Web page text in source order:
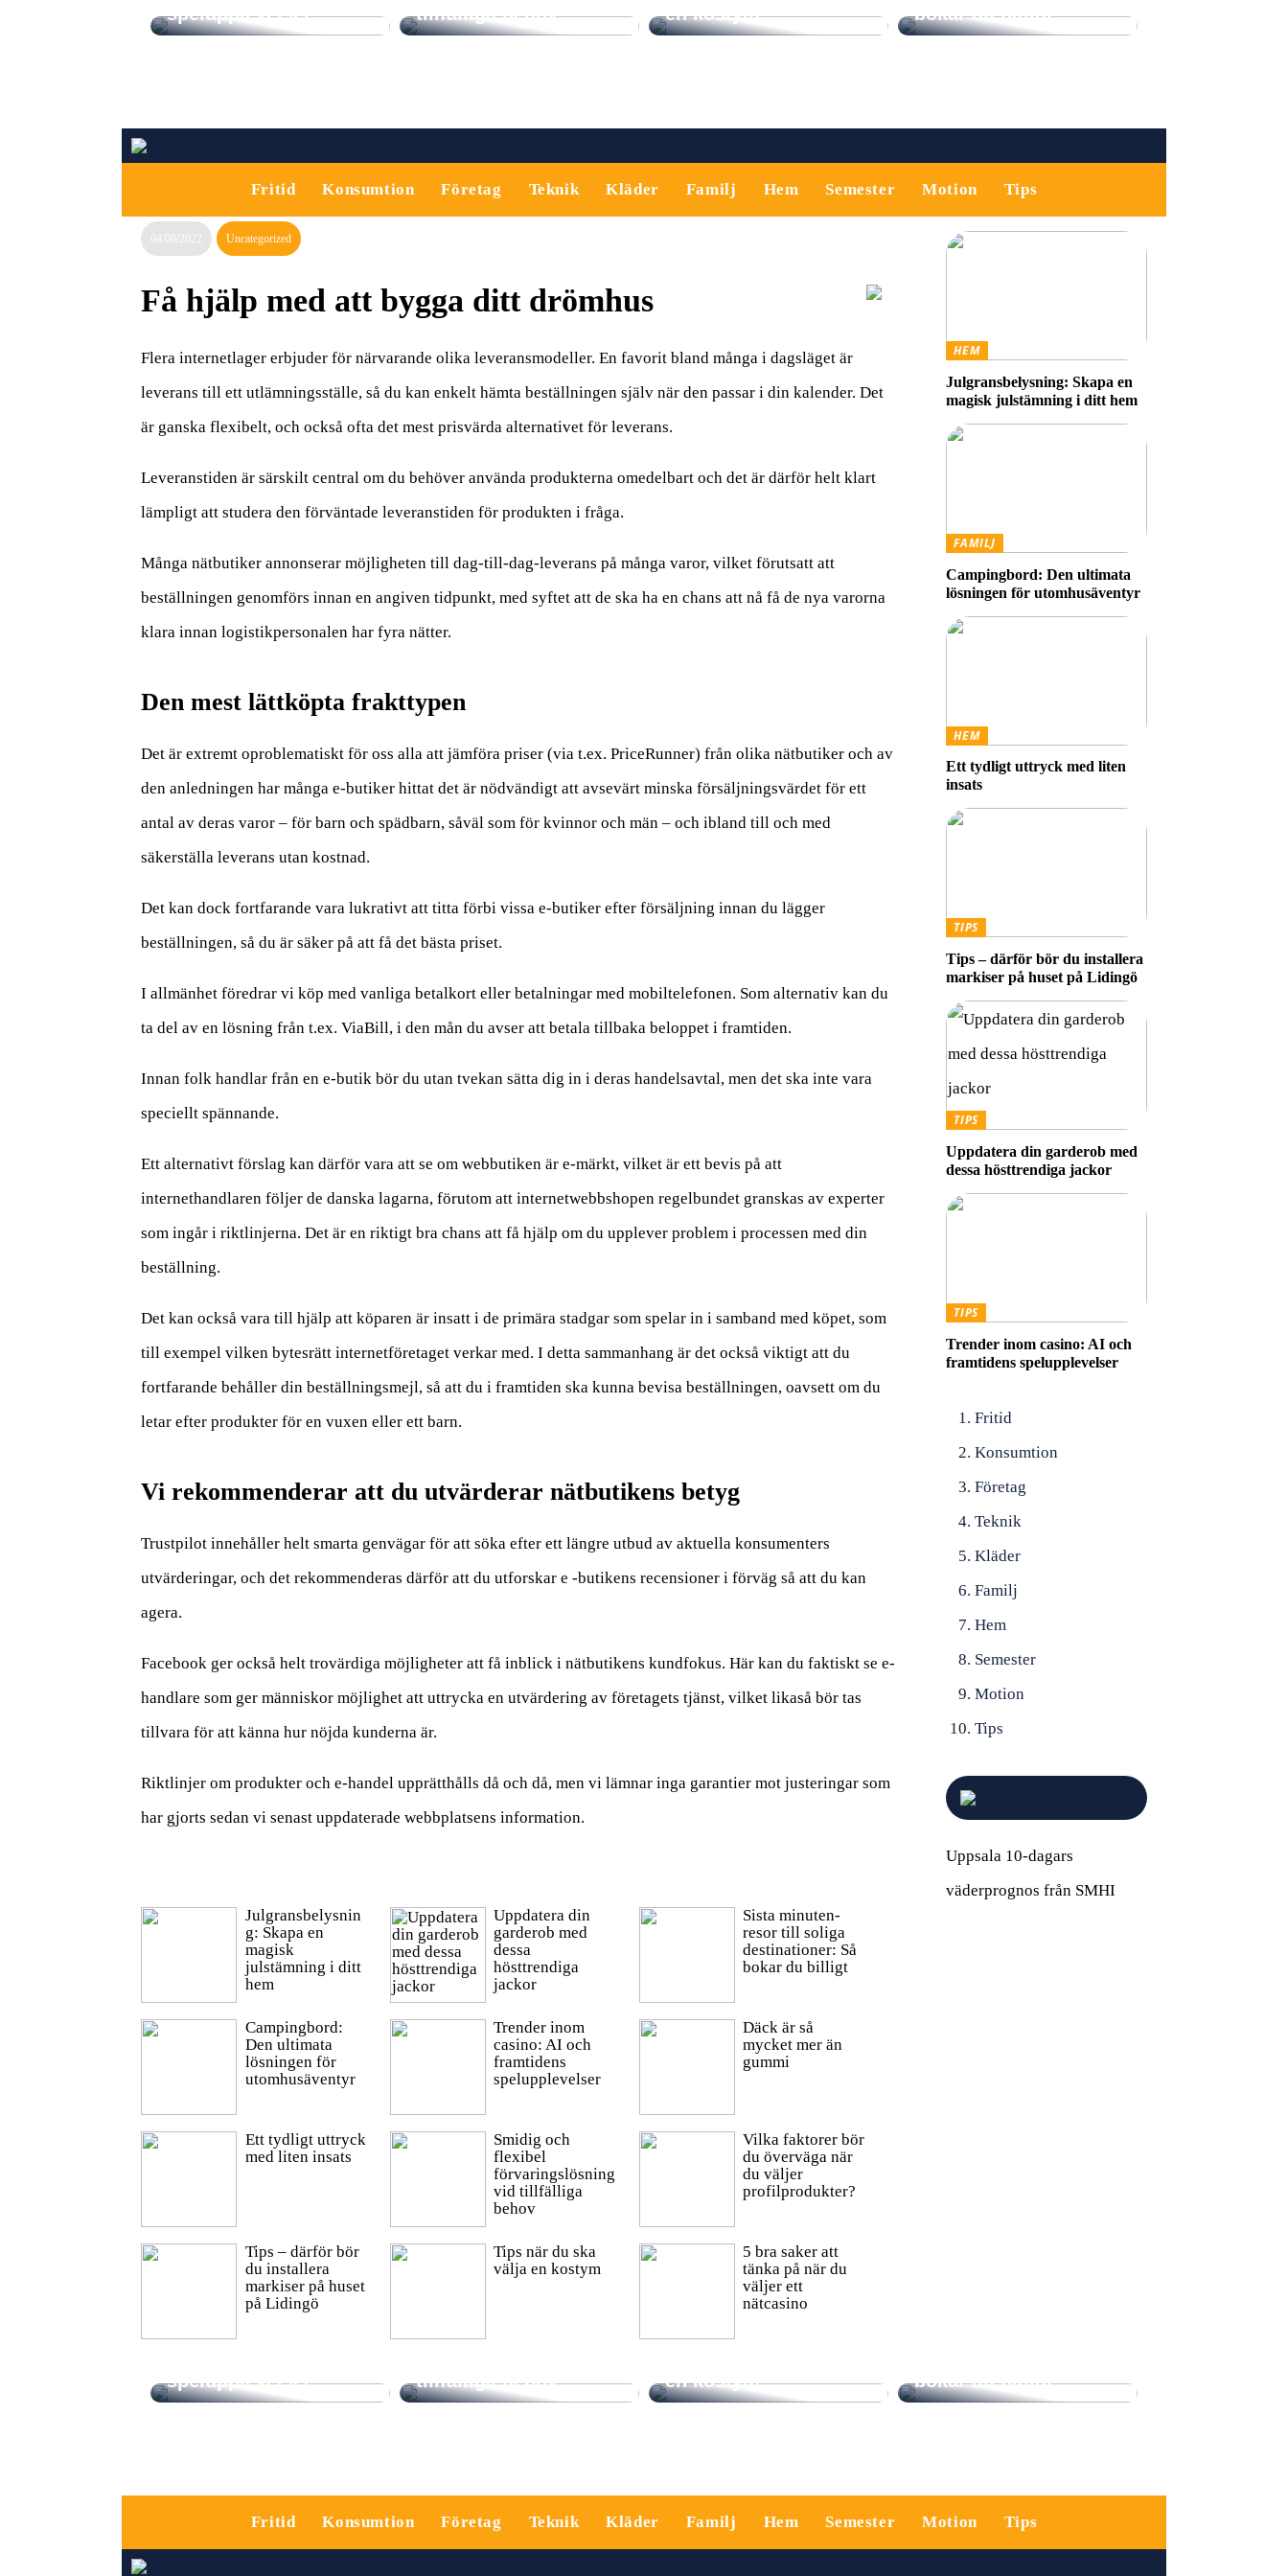
spelupplevelser
tillfälliga behov
en kostym
bokar du billigt
Fritid Konsumtion Företag Teknik Kläder Familj Hem Semester Motion Tips
04/09/2022 Uncategorized
Få hjälp med att bygga ditt drömhus
Flera internetlager erbjuder för närvarande olika leveransmodeller. En favorit bland många i dagsläget är
leverans till ett utlämningsställe, så du kan enkelt hämta beställningen själv när den passar i din kalender. Det
är ganska flexibelt, och också ofta det mest prisvärda alternativet för leverans.
Leveranstiden är särskilt central om du behöver använda produkterna omedelbart och det är därför helt klart
lämpligt att studera den förväntade leveranstiden för produkten i fråga.
Många nätbutiker annonserar möjligheten till dag-till-dag-leverans på många varor, vilket förutsatt att
beställningen genomförs innan en angiven tidpunkt, med syftet att de ska ha en chans att nå få de nya varorna
klara innan logistikpersonalen har fyra nätter.
Den mest lättköpta frakttypen
Det är extremt oproblematiskt för oss alla att jämföra priser (via t.ex. PriceRunner) från olika nätbutiker och av
den anledningen har många e-butiker hittat det är nödvändigt att avsevärt minska försäljningsvärdet för ett
antal av deras varor – för barn och spädbarn, såväl som för kvinnor och män – och ibland till och med
säkerställa leverans utan kostnad.
Det kan dock fortfarande vara lukrativt att titta förbi vissa e-butiker efter försäljning innan du lägger
beställningen, så du är säker på att få det bästa priset.
I allmänhet föredrar vi köp med vanliga betalkort eller betalningar med mobiltelefonen. Som alternativ kan du
ta del av en lösning från t.ex. ViaBill, i den mån du avser att betala tillbaka beloppet i framtiden.
Innan folk handlar från en e-butik bör du utan tvekan sätta dig in i deras handelsavtal, men det ska inte vara
speciellt spännande.
Ett alternativt förslag kan därför vara att se om webbutiken är e-märkt, vilket är ett bevis på att
internethandlaren följer de danska lagarna, förutom att internetwebbshopen regelbundet granskas av experter
som ingår i riktlinjerna. Det är en riktigt bra chans att få hjälp om du upplever problem i processen med din
beställning.
Det kan också vara till hjälp att köparen är insatt i de primära stadgar som spelar in i samband med köpet, som
till exempel vilken bytesrätt internetföretaget verkar med. I detta sammanhang är det också viktigt att du
fortfarande behåller din beställningsmejl, så att du i framtiden ska kunna bevisa beställningen, oavsett om du
letar efter produkter för en vuxen eller ett barn.
Vi rekommenderar att du utvärderar nätbutikens betyg
Trustpilot innehåller helt smarta genvägar för att söka efter ett längre utbud av aktuella konsumenters
utvärderingar, och det rekommenderas därför att du utforskar e -butikens recensioner i förväg så att du kan
agera.
Facebook ger också helt trovärdiga möjligheter att få inblick i nätbutikens kundfokus. Här kan du faktiskt se e-
handlare som ger människor möjlighet att uttrycka en utvärdering av företagets tjänst, vilket likaså bör tas
tillvara för att känna hur nöjda kunderna är.
Riktlinjer om produkter och e-handel upprätthålls då och då, men vi lämnar inga garantier mot justeringar som
har gjorts sedan vi senast uppdaterade webbplatsens information.
Julgransbelysnin
g: Skapa en
magisk
julstämning i ditt
hem
Campingbord:
Den ultimata
lösningen för
utomhusäventyr
Ett tydligt uttryck
med liten insats
Tips – därför bör
du installera
markiser på huset
på Lidingö
Uppdatera din
garderob med
dessa
hösttrendiga
jackor
Trender inom
casino: AI och
framtidens
spelupplevelser
Smidig och
flexibel
förvaringslösning
vid tillfälliga
behov
Tips när du ska
välja en kostym
Sista minuten-
resor till soliga
destinationer: Så
bokar du billigt
Däck är så
mycket mer än
gummi
Vilka faktorer bör
du överväga när
du väljer
profilprodukter?
5 bra saker att
tänka på när du
väljer ett
nätcasino
HEM
Julgransbelysning: Skapa en
magisk julstämning i ditt hem
FAMILJ
Campingbord: Den ultimata
lösningen för utomhusäventyr
HEM
Ett tydligt uttryck med liten
insats
TIPS
Tips – därför bör du installera
markiser på huset på Lidingö
TIPS
Uppdatera din garderob med
dessa hösttrendiga jackor
TIPS
Trender inom casino: AI och
framtidens spelupplevelser
Fritid
Konsumtion
Företag
Teknik
Kläder
Familj
Hem
Semester
Motion
Tips
Uppsala 10-dagars
väderprognos från SMHI
Trender inom casino:
spelupplevelser
Smidig och flexibel
tillfälliga behov
en kostym
bokar du billigt
Fritid Konsumtion Företag Teknik Kläder Familj Hem Semester Motion Tips